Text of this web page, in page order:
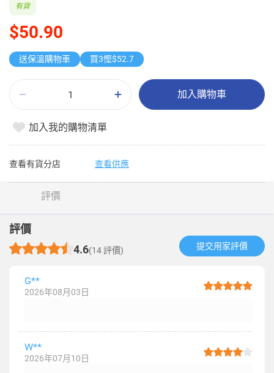
$50.90
有貨
送保溫購物車 買3慳$52.7
加入購物車
加入我的購物清單
查看有貨分店 查看供應
評價
評價
4.6(14 評價) 提交用家評價​
G**
2026年08月03日
W**
2026年07月10日